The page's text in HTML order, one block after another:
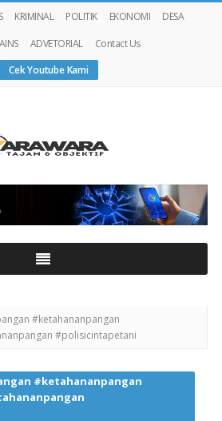
KRIMINAL POLITIK EKONOMI
DESA
ADVETORIAL
Contact Us
Cek Youtube Kami
#ketahananpangan
#polisicintapetani
#ketahananpangan